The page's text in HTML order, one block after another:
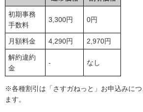
初期事務
手数料
3,300円 0円
月額料金 4,290円 2,970円
解約違約
金
- なし
※各種割引は「さすガねっと」お申込みに
ます。